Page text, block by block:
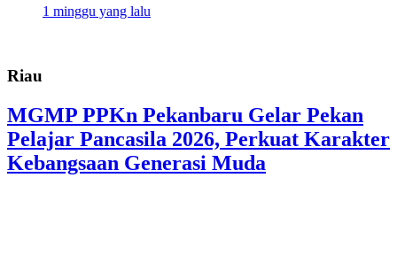
1 minggu yang lalu
Riau
MGMP PPKn Pekanbaru Gelar Pekan
Pelajar Pancasila 2026, Perkuat Karakter
Kebangsaan Generasi Muda